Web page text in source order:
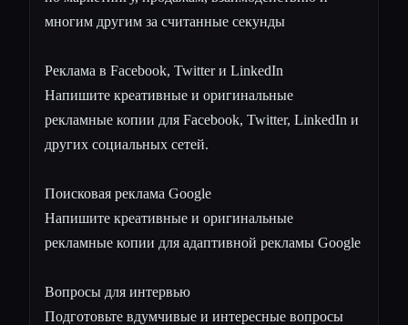
многим другим за считанные секунды
Реклама в Facebook, Twitter и LinkedIn
Напишите креативные и оригинальные
рекламные копии для Facebook, Twitter, LinkedIn и
других социальных сетей.
Поисковая реклама Google
Напишите креативные и оригинальные
рекламные копии для адаптивной рекламы Google
Вопросы для интервью
Подготовьте вдумчивые и интересные вопросы